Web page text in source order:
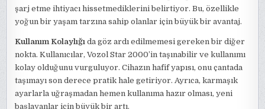
şarj etme ihtiyacı hissetmediklerini belirtiyor. Bu, özellikle
yoğun bir yaşam tarzına sahip olanlar için büyük bir avantaj.
Kullanım Kolaylığı da göz ardı edilmemesi gereken bir diğer
nokta. Kullanıcılar, Vozol Star 2000’in taşınabilir ve kullanımı
kolay olduğunu vurguluyor. Cihazın hafif yapısı, onu çantada
taşımayı son derece pratik hale getiriyor. Ayrıca, karmaşık
ayarlarla uğraşmadan hemen kullanıma hazır olması, yeni
başlayanlar için büyük bir artı.